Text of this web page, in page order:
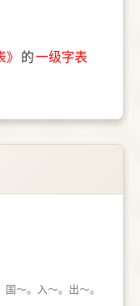
的一级字表
国～。入～。出～。